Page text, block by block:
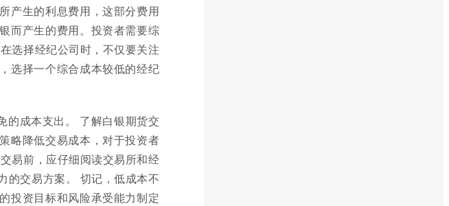
产生的利息费用，这部分费用
而产生的费用。投资者需要综
选择经纪公司时，不仅要关注
选择一个综合成本较低的经纪
的成本支出。 了解白银期货交
略降低交易成本，对于投资者
易前，应仔细阅读交易所和经
的交易方案。 切记，低成本不
投资目标和风险承受能力制定